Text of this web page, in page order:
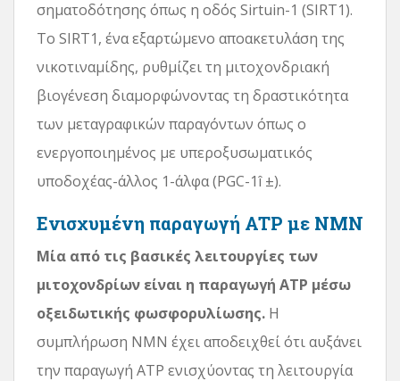
σηματοδότησης όπως η οδός Sirtuin-1 (SIRT1).
Το SIRT1, ένα εξαρτώμενο αποακετυλάση της
νικοτιναμίδης, ρυθμίζει τη μιτοχονδριακή
βιογένεση διαμορφώνοντας τη δραστικότητα
των μεταγραφικών παραγόντων όπως ο
ενεργοποιημένος με υπεροξυσωματικός
υποδοχέας-άλλος 1-άλφα (PGC-1î ±).
Ενισχυμένη παραγωγή ATP με NMN
Μία από τις βασικές λειτουργίες των
μιτοχονδρίων είναι η παραγωγή ATP μέσω
οξειδωτικής φωσφορυλίωσης. Η
συμπλήρωση NMN έχει αποδειχθεί ότι αυξάνει
την παραγωγή ATP ενισχύοντας τη λειτουργία